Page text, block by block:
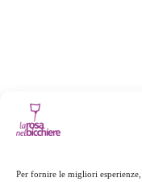
Per fornire le migliori